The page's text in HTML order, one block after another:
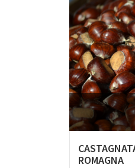
ROMAGNA